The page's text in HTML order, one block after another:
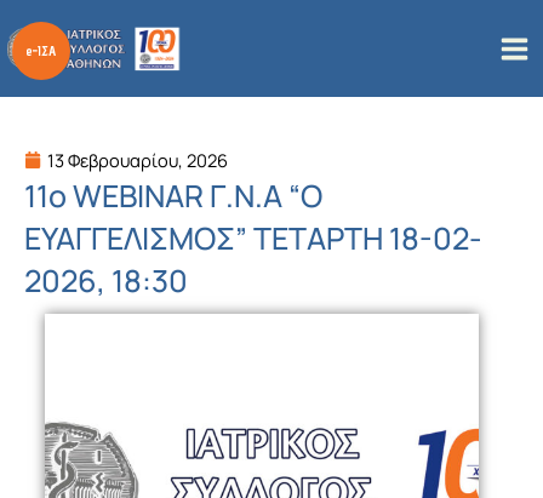
στο
περιεχόμενο
13 Φεβρουαρίου, 2026
11ο WEBINAR Γ.Ν.Α “Ο
ΕΥΑΓΓΕΛΙΣΜΟΣ” ΤΕΤΑΡΤΗ 18-02-
2026, 18:30